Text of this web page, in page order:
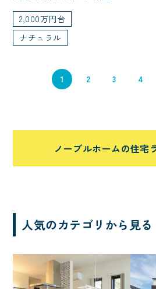
2,000万円台
ナチュラル
1 2 3 4
ノーブルホームの住宅
人気のカテゴリから見る
趣味と暮らす
二の字キッチン
オリジナルフロア
シャワールーム
子育て
ただいま動線
家事
ニッチ
対面キッチン